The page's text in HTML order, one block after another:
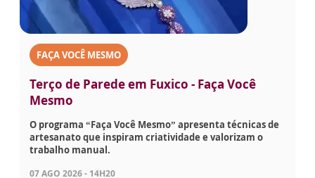
FAÇA VOCÊ MESMO
Terço de Parede em Fuxico - Faça Você
Mesmo
O programa “Faça Você Mesmo” apresenta técnicas de
artesanato que inspiram criatividade e valorizam o
trabalho manual.
07 AGO 2026 - 14H20